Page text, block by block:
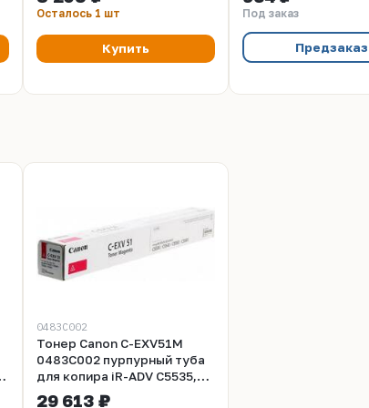
(CET) Cyan, 60000 стр.,
CET141499
Осталось 1 шт
Купить
ADVANCE C5535,
C5535F, C5540,
C5540F, C5550,
C5550F, C5560,
Под заказ
Предзаказ
0483С002
Тонер Canon C-EXV51M
0483С002 пурпурный туба
для копира iR-ADV C5535,
5535i, 5540i, 5550i, 5560ii
29 613 ₽